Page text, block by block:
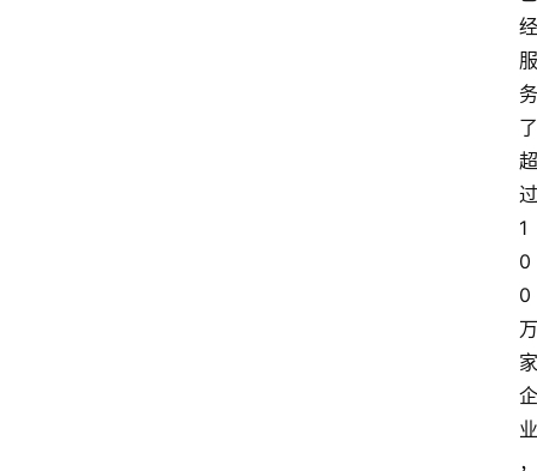
经
服
务
了
超
过
1
0
0
万
家
企
业
，